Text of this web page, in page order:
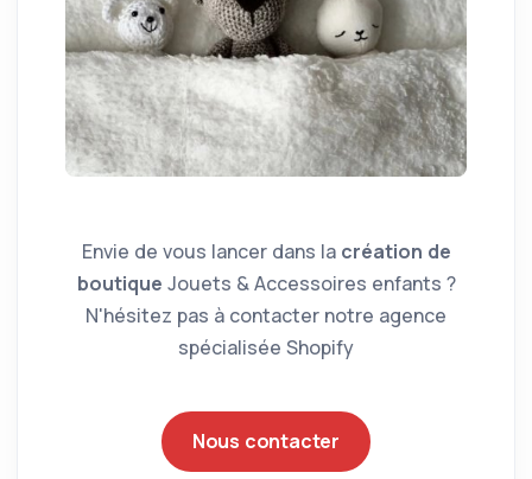
Envie de vous lancer dans la création de
boutique Jouets & Accessoires enfants ?
N'hésitez pas à contacter notre agence
spécialisée Shopify
Nous contacter